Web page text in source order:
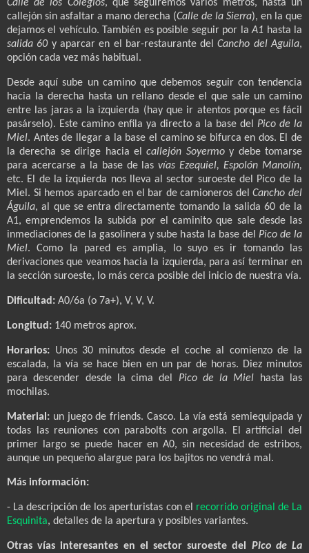
Calle de los Colegios, que seguiremos varios metros, hasta un
callejón sin asfaltar a mano derecha (Calle de la Sierra), en la que
dejamos el vehículo. También es posible seguir por laA1 hasta la
salida 60y aparcar en el bar-restaurante delCancho del Aguila,
opción cada vez más habitual.
Desde aquí sube un camino que debemos seguir con tendencia
hacia la derecha hasta un rellano desde el que sale un camino
entre las jaras a la izquierda (hay que ir atentos porque es fácil
pasárselo). Este camino enfila ya directo a la base del Pico de la
Miel. Antesde llegar a la base el camino se bifurca en dos. El de
la derecha se dirige hacia elcallejón Soyermoy debe tomarse
para acercarse a la base de lasvías Ezequiel, Espolón Manolín,
etc. El de la izquierda nos lleva al sector suroeste del Pico de la
Miel. Si hemos aparcado en el bar de camioneros delCancho del
Águila, al que se entra directamente tomando la salida 60 de la
A1, emprendemos la subida por el caminito que sale desde las
inmediaciones de la gasolinera y sube hasta la base del Pico de la
Miel. Como la pared es amplia, lo suyo es ir tomando las
derivaciones que veamos hacia la izquierda, para así terminar en
la sección suroeste, lo más cerca posible del inicio de nuestra vía.
Dificultad: A0/6a (o 7a+), V, V, V.
Longitud: 140 metros aprox.
Horarios: Unos 30 minutos desde el coche al comienzo de la
escalada, la vía se hace bien en un par de horas. Diez minutos
para descender desde la cima del Pico de la Miel hasta las
mochilas.
Material: un juego de friends. Casco. La vía está semiequipada y
todas las reuniones con parabolts con argolla. El artificial del
primer largo se puede hacer en A0, sin necesidad de estribos,
aunque un pequeño alargue para los bajitos no vendrá mal.
Más información:
- La descripción de los aperturistas con el recorrido original de La
Esquinita, detalles de la apertura y posibles variantes.
Otras vías interesantes en el sector suroeste del Pico de La